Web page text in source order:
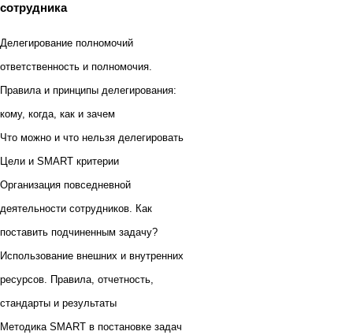
сотрудника
Делегирование полномочий
ответственность и полномочия.
Правила и принципы делегирования:
кому, когда, как и зачем
Что можно и что нельзя делегировать
Цели и SMART критерии
Организация повседневной
деятельности сотрудников. Как
поставить подчиненным задачу?
Использование внешних и внутренних
ресурсов. Правила, отчетность,
стандарты и результаты
Методика SMART в постановке задач